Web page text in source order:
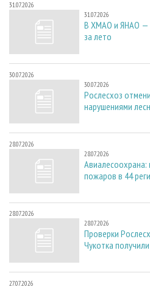
31.07.2026
31.07.2026
В ХМАО и ЯНАО —
за лето
30.07.2026
30.07.2026
Рослесхоз
нарушениями
28.07.2026
28.07.2026
Авиалесоохрана:
пожаров в 44
28.07.2026
28.07.2026
Проверки
Чукотка
27.07.2026